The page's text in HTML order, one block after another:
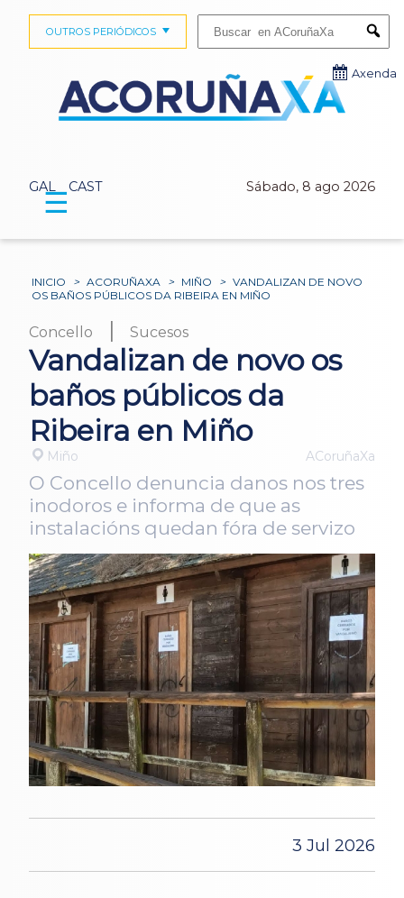
GAL CAST Sábado, 8 ago 2026
OUTROS PERIÓDICOS
Axenda
☰
INICIO > ACORUÑAXA > MIÑO > VANDALIZAN DE NOVO
OS BAÑOS PÚBLICOS DA RIBEIRA EN MIÑO
Concello | Sucesos
Vandalizan de novo os
baños públicos da
Ribeira en Miño
Miño ACoruñaXa
O Concello denuncia danos nos tres
inodoros e informa de que as
instalacións quedan fóra de servizo
3 Jul 2026